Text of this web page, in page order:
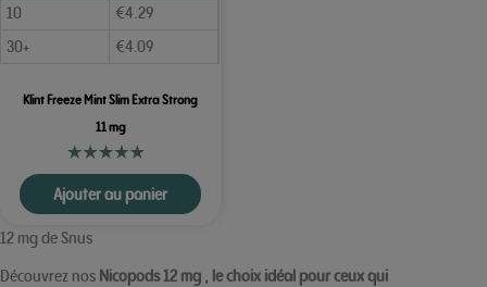
10
€4.29
30+
€4.09
Klint Freeze Mint Slim Extra Strong
11 mg
Ajouter au panier
12 mg de Snus
Découvrez nos Nicopods 12 mg , le choix idéal pour ceux qui